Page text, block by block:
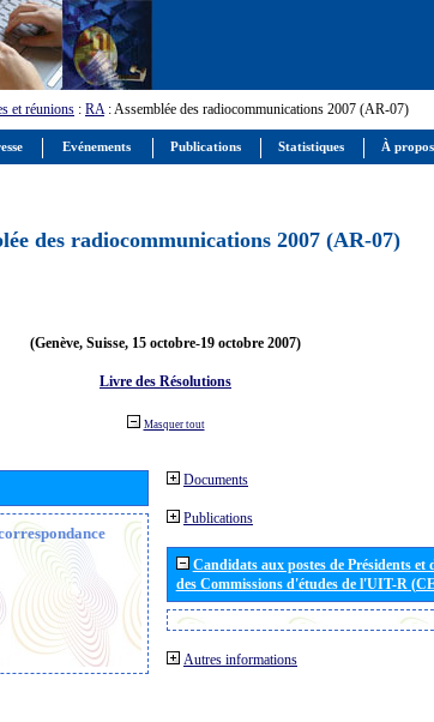
et réunions : RA: Assemblée des radiocommunications 2007 (AR-07)
des radiocommunications 2007 (AR-07)
(Genève, Suisse, 15 octobre-19 octobre 2007)
Livre des Résolutions
Masquer tout
Documents
Publications
Candidats aux postes de Présidents et
des Commissions d'études de l'UIT-R
Autres informations
Evénements Publications Statistiques À